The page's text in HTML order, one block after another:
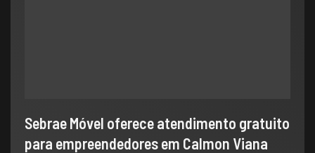
Sebrae Móvel oferece atendimento gratuito
para empreendedores em Calmon Viana